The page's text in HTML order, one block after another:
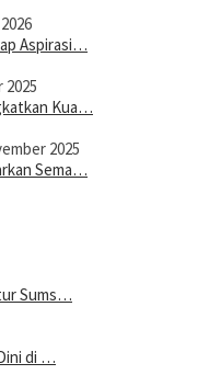
Aspirasi…
2025
Kua…
2025
Sema…
Sums…
di …